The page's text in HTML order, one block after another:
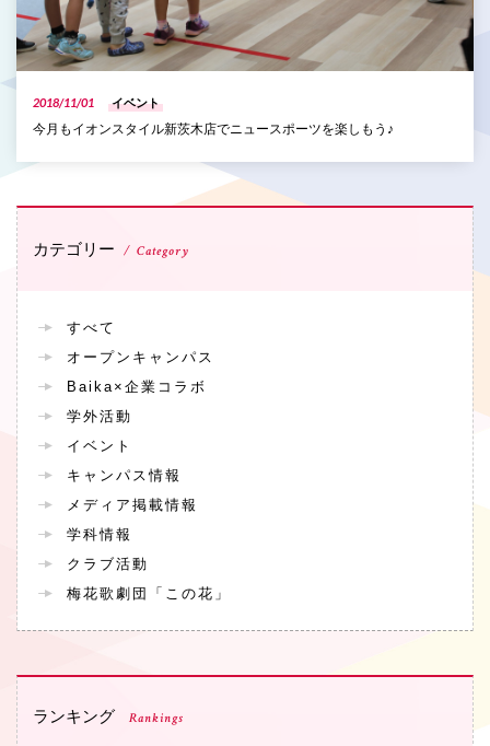
2018/11/01 イベント
今月もイオンスタイル新茨木店でニュースポーツを楽しもう♪
カテゴリー Category
すべて
オープンキャンパス
Baika×企業コラボ
学外活動
イベント
キャンパス情報
メディア掲載情報
学科情報
クラブ活動
梅花歌劇団「この花」
ランキング Rankings